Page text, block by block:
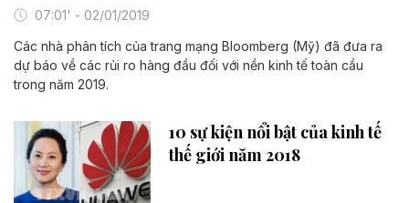
07:01' - 02/01/2019
Các nhà phân tích của trang mạng Bloomberg (Mỹ) đã đưa ra
dự báo về các rủi ro hàng đầu đối với nền kinh tế toàn cầu
trong năm 2019.
10 sự kiện nổi bật của kinh tế
thế giới năm 2018